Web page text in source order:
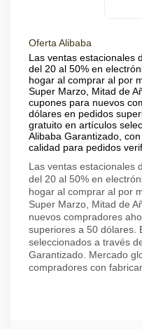
Oferta Alibaba
Las ventas estacionales
del 20 al 50% en
hogar al comprar al por
Super Marzo, Mitad de
cupones para nuevos
dólares en pedidos
gratuito en artículos
Alibaba Garantizado,
calidad para pedidos
Las ventas estacionales
del 20 al 50% en
hogar al comprar al por
Super Marzo, Mitad de
nuevos compradores
superiores a 50 dólares.
seleccionados a través
Garantizado. Mercado
compradores con